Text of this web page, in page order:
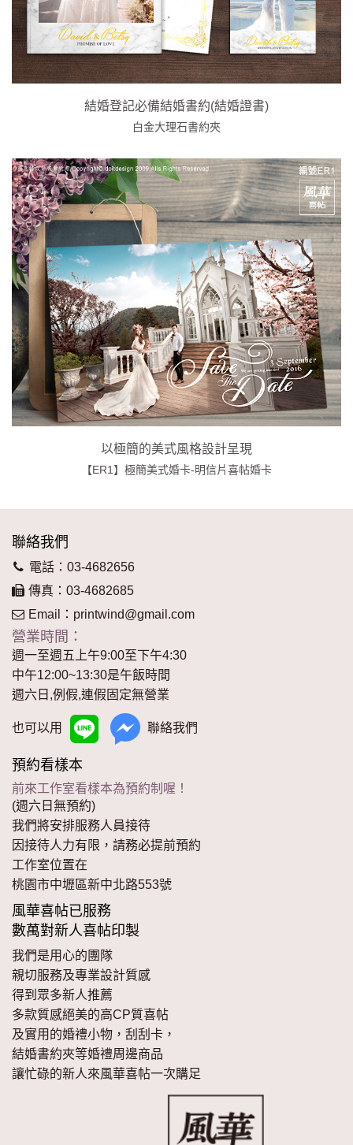
結婚登記必備結婚書約(結婚證書)
白金大理石書約夾
以極簡的美式風格設計呈現
【ER1】極簡美式婚卡-明信片喜帖婚卡
聯絡我們
電話：03-4682656
傳真：03-4682685
Email： printwind@gmail.com
營業時間：
週一至週五上午9:00至下午4:30
中午12:00~13:30是午飯時間
週六日,例假,連假固定無營業
也可以用 聯絡我們
預約看樣本
前來工作室看樣本為預約制喔！
(週六日無預約)
我們將安排服務人員接待
因接待人力有限，請務必提前預約
工作室位置在
桃園市中壢區新中北路553號
風華喜帖已服務
數萬對新人喜帖印製
我們是用心的團隊
親切服務及專業設計質感
得到眾多新人推薦
多款質感絕美的高CP質喜帖
及實用的婚禮小物，刮刮卡，
結婚書約夾等婚禮周邊商品
讓忙碌的新人來風華喜帖一次購足